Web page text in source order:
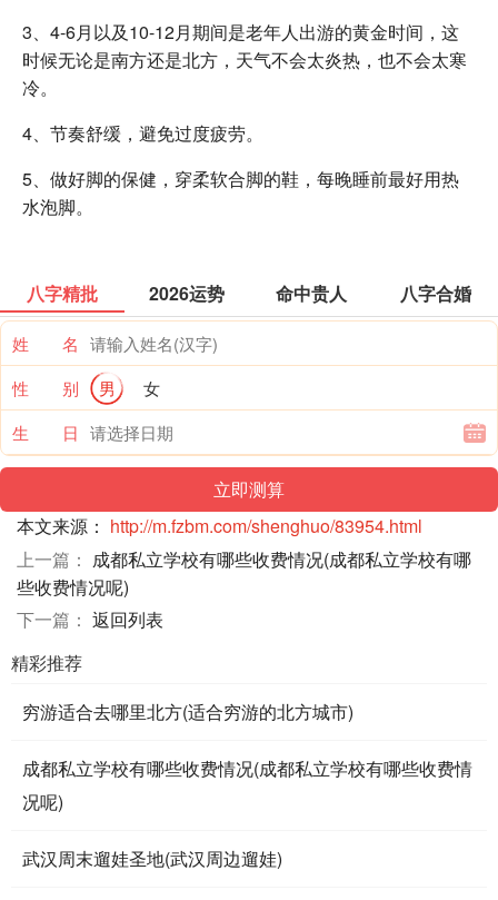
3、4-6月以及10-12月期间是老年人出游的黄金时间，这
时候无论是南方还是北方，天气不会太炎热，也不会太寒
冷。
4、节奏舒缓，避免过度疲劳。
5、做好脚的保健，穿柔软合脚的鞋，每晚睡前最好用热
水泡脚。
八字精批 2026运势 命中贵人 八字合婚
姓 名
性 别
男
女
生 日
本文来源： http://m.fzbm.com/shenghuo/83954.html
上一篇： 成都私立学校有哪些收费情况(成都私立学校有哪
些收费情况呢)
下一篇： 返回列表
精彩推荐
穷游适合去哪里北方(适合穷游的北方城市)
成都私立学校有哪些收费情况(成都私立学校有哪些收费情
况呢)
武汉周末遛娃圣地(武汉周边遛娃)